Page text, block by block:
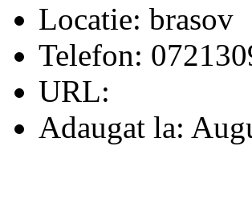
Locatie: brasov
Telefon:
URL:
Adaugat la: